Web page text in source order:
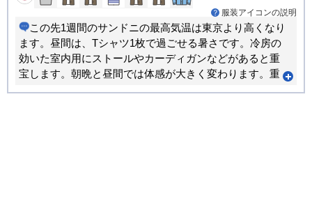
服装アイコンの説明
この先1週間のサンドニの最高気温は東京より高くなり
ます。昼間は、Tシャツ1枚で過ごせる暑さです。冷房の
効いた室内用にストールやカーディガンなどがあると重
宝します。朝晩と昼間では体感が大きく変わります。重